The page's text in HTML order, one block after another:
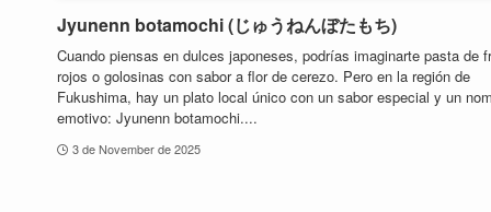
Jyunenn botamochi (じゅうねんぼたもち)
Cuando piensas en dulces japoneses, podrías imaginarte pasta de
rojos o golosinas con sabor a flor de cerezo. Pero en la región de
Fukushima, hay un plato local único con un sabor especial y un
emotivo: Jyunenn botamochi....
3 de November de 2025